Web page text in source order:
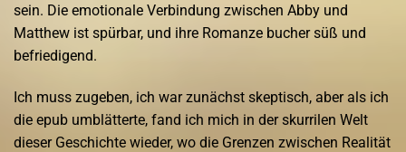
sein. Die emotionale Verbindung zwischen Abby und
Matthew ist spürbar, und ihre Romanze bucher süß und
befriedigend.
Ich muss zugeben, ich war zunächst skeptisch, aber als ich
die epub umblätterte, fand ich mich in der skurrilen Welt
dieser Geschichte wieder, wo die Grenzen zwischen Realität